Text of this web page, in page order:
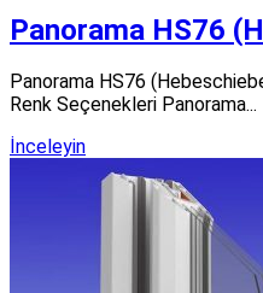
Panorama HS76
Panorama HS76
Renk Seçenekleri Panorama...
İnceleyin